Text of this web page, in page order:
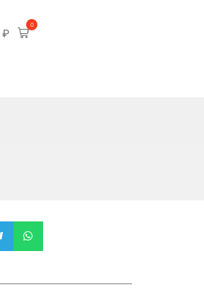
₽
0